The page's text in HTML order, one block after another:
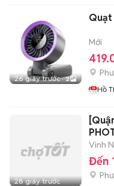
26 giây trước 2
Quạt
Mới
Hồ
28 giây trước
Vinh
Đến